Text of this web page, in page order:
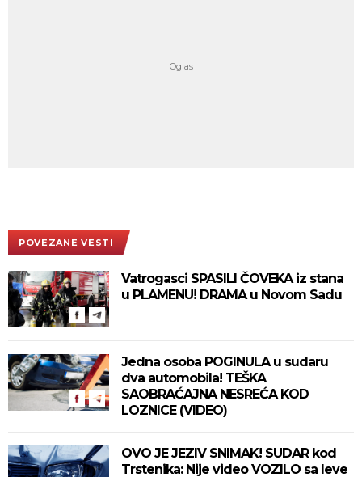
POVEZANE VESTI
Vatrogasci SPASILI ČOVEKA iz stana
u PLAMENU! DRAMA u Novom Sadu
Jedna osoba POGINULA u sudaru
dva automobila! TEŠKA
SAOBRAĆAJNA NESREĆA KOD
LOZNICE (VIDEO)
OVO JE JEZIV SNIMAK! SUDAR kod
Trstenika: Nije video VOZILO sa leve